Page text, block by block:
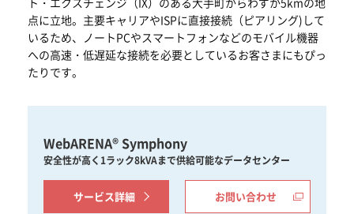
点に立地。主要キャリアやISPに直接接続（ピアリング)して
いるため、ノートPCやスマートフォンなどのモバイル機器
への高速・低遅延な接続を必要としているお客さまにもぴっ
たりです。
WebARENA® Symphony
安全性が高く1ラック8kVAまで供給可能なデータセンター
サービス詳細 お問い合わせ